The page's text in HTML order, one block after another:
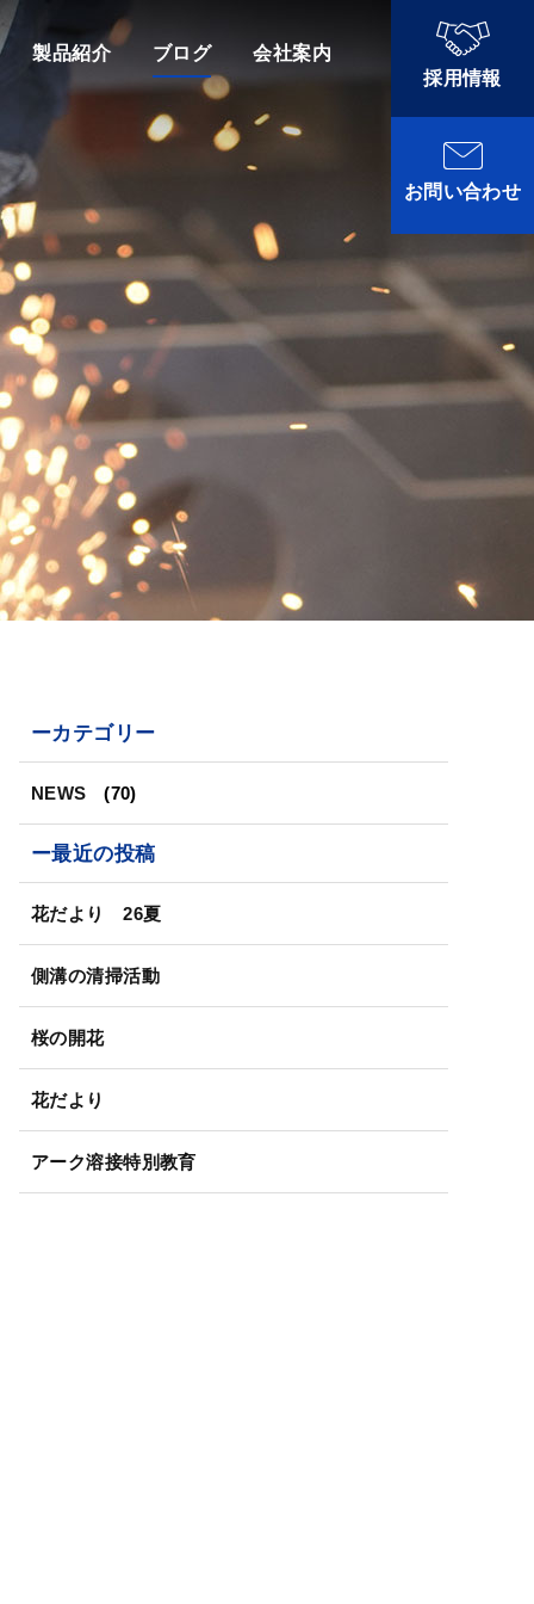
製品紹介 ブログ
会社案内
採用情報
お問い合わせ
ーカテゴリー
NEWS (70)
ー最近の投稿
花だより 26夏
側溝の清掃活動
桜の開花
花だより
アーク溶接特別教育